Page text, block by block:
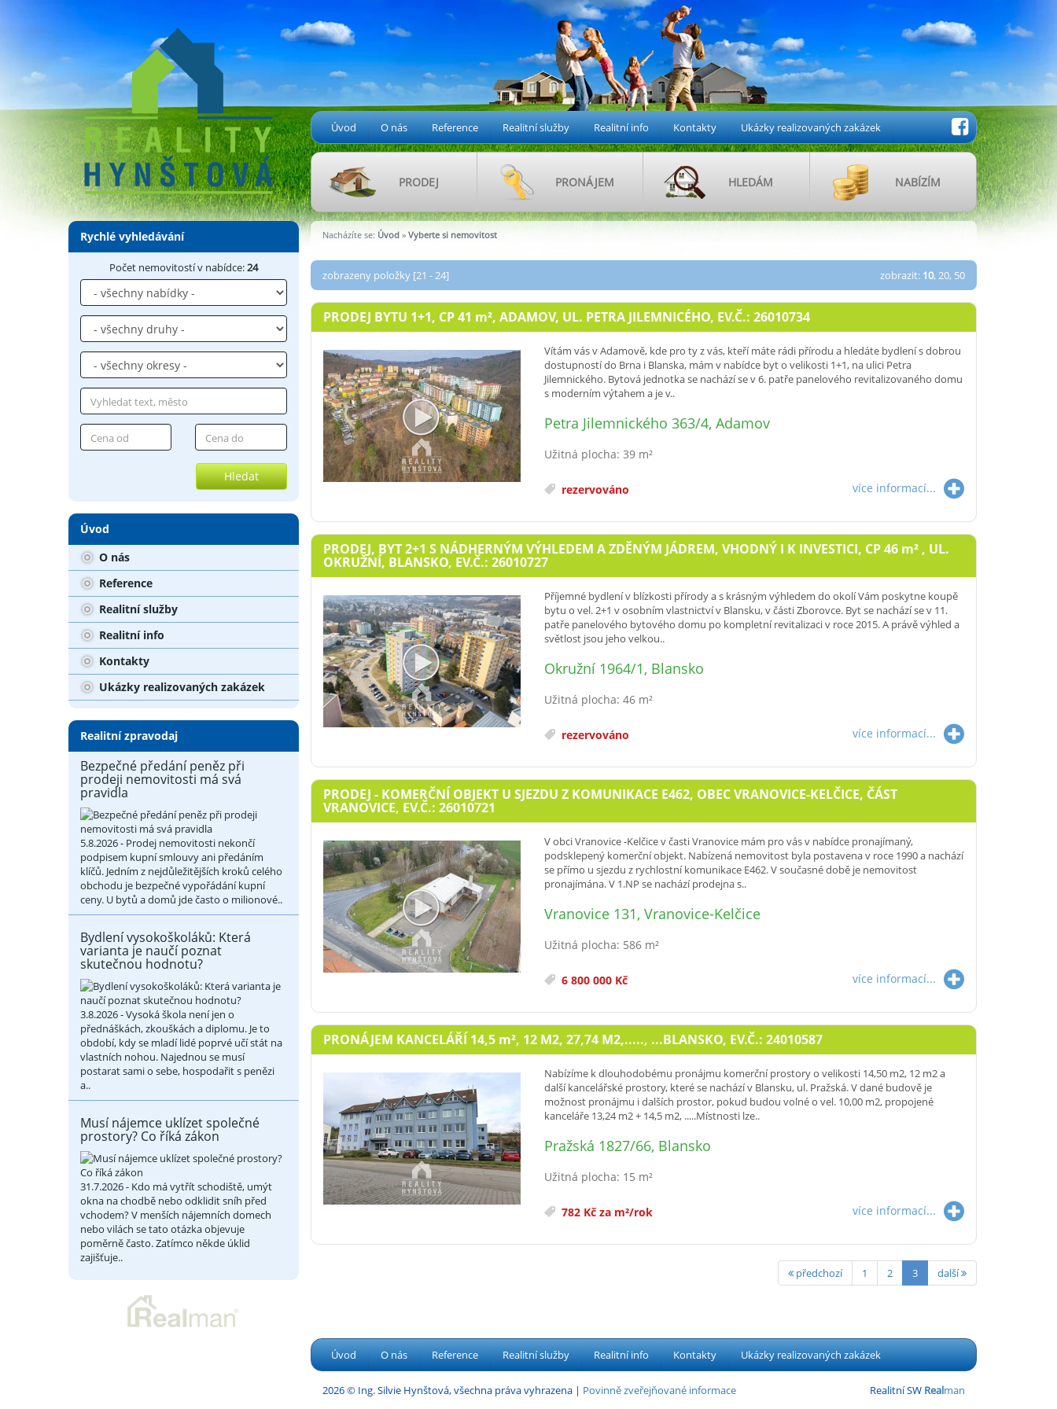
Úvod O nás Reference Realitní služby Realitní info Kontakty Ukázky realizovaných zakázek
PRODEJ PRONÁJEM HLEDÁM NABÍZÍM
Rychlé vyhledávání
Počet nemovitostí v nabídce:24
Hledat
Úvod
O nás
Reference
Realitní služby
Realitní info
Kontakty
Ukázky realizovaných zakázek
Realitní zpravodaj
Bezpečné předání peněz při
prodeji nemovitosti má svá
pravidla
5.8.2026 - Prodej nemovitosti nekončí
podpisem kupní smlouvy ani předáním
klíčů. Jedním z nejdůležitějších kroků celého
obchodu je bezpečné vypořádání kupní
ceny. U bytů a domů jde často o milionové..
Bydlení vysokoškoláků: Která
varianta je naučí poznat
skutečnou hodnotu?
3.8.2026 - Vysoká škola není jen o
přednáškách, zkouškách a diplomu. Je to
období, kdy se mladí lidé poprvé učí stát na
vlastních nohou. Najednou se musí
postarat sami o sebe, hospodařit s penězi
a..
Musí nájemce uklízet společné
prostory? Co říká zákon
31.7.2026 - Kdo má vytřít schodiště, umýt
okna na chodbě nebo odklidit sníh před
vchodem? V menších nájemních domech
nebo vilách se tato otázka objevuje
poměrně často. Zatímco někde úklid
zajišťuje..
Nacházíte se: Úvod » Vyberte si nemovitost
zobrazeny položky [21 - 24] zobrazit: 10, 20, 50
PRODEJ BYTU 1+1, CP 41 m², ADAMOV, UL. PETRA JILEMNICÉHO, EV.Č.: 26010734
Vítám vás v Adamově, kde pro ty z vás, kteří máte rádi přírodu a hledáte bydlení s dobrou
dostupností do Brna i Blanska, mám v nabídce byt o velikosti 1+1, na ulici Petra
Jilemnického. Bytová jednotka se nachází se v 6. patře panelového revitalizovaného domu
s moderním výtahem a je v..
Petra Jilemnického 363/4, Adamov
Užitná plocha: 39 m²
rezervováno více informací...
PRODEJ, BYT 2+1 S NÁDHERNÝM VÝHLEDEM A ZDĚNÝM JÁDREM, VHODNÝ I K INVESTICI, CP 46 m², UL.
OKRUŽNÍ, BLANSKO, EV.Č.: 26010727
Příjemné bydlení v blízkosti přírody a s krásným výhledem do okolí Vám poskytne koupě
bytu o vel. 2+1 v osobním vlastnictví v Blansku, v části Zborovce. Byt se nachází se v 11.
patře panelového bytového domu po kompletní revitalizaci v roce 2015. A právě výhled a
světlost jsou jeho velkou..
Okružní 1964/1, Blansko
Užitná plocha: 46 m²
rezervováno více informací...
PRODEJ - KOMERČNÍ OBJEKT U SJEZDU Z KOMUNIKACE E462, OBEC VRANOVICE-KELČICE, ČÁST
VRANOVICE, EV.Č.: 26010721
V obci Vranovice -Kelčice v časti Vranovice mám pro vás v nabídce pronajímaný,
podsklepený komerční objekt. Nabízená nemovitost byla postavena v roce 1990 a nachází
se přímo u sjezdu z rychlostní komunikace E462. V současné době je nemovitost
pronajímána. V 1.NP se nachází prodejna s..
Vranovice 131, Vranovice-Kelčice
Užitná plocha: 586 m²
6 800 000 Kč více informací...
PRONÁJEM KANCELÁŘÍ 14,5 m², 12 M2, 27,74 M2,....., ...BLANSKO, EV.Č.: 24010587
Nabízíme k dlouhodobému pronájmu komerční prostory o velikosti 14,50 m2, 12 m2 a
další kancelářské prostory, které se nachází v Blansku, ul. Pražská. V dané budově je
možnost pronájmu i dalších prostor, pokud budou volné o vel. 10,00 m2, propojené
kanceláře 13,24 m2 + 14,5 m2, .....Místnosti lze..
Pražská 1827/66, Blansko
Užitná plocha: 15 m²
782 Kč za m²/rok více informací...
předchozí 1 2 3 další
Úvod O nás Reference Realitní služby Realitní info Kontakty Ukázky realizovaných zakázek
2026 © Ing. Silvie Hynštová, všechna práva vyhrazena | Povinně zveřejňované informace Realitní SW Realman